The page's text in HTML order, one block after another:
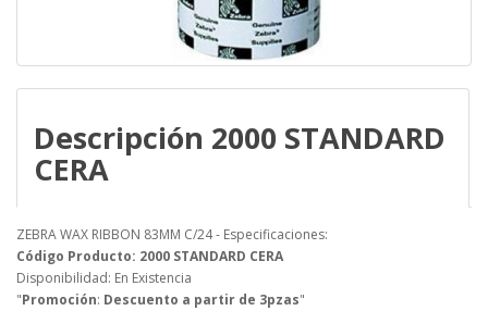
Descripción 2000 STANDARD
CERA
ZEBRA WAX RIBBON 83MM C/24 - Especificaciones:
Código Producto: 2000 STANDARD CERA
Disponibilidad: En Existencia
"Promoción: Descuento a partir de 3pzas"